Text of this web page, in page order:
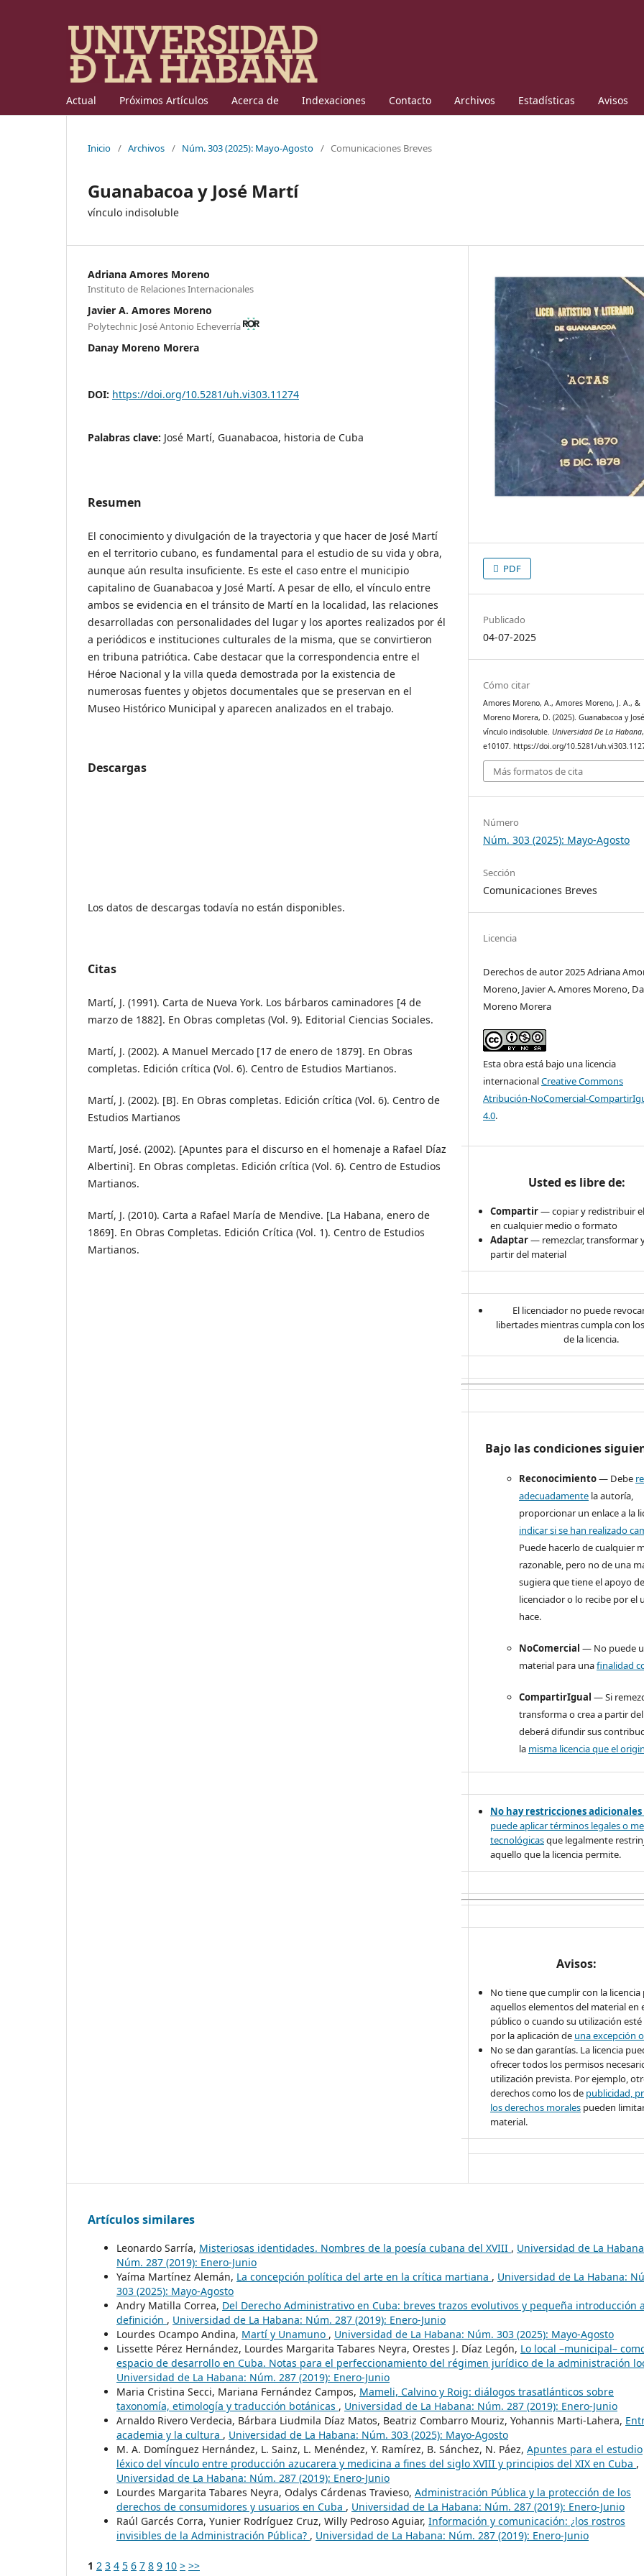
Actual Próximos Artículos Acerca de Indexaciones Contacto Archivos Estadísticas Avisos
Inicio / Archivos / Núm. 303 (2025): Mayo-Agosto / Comunicaciones Breves
Guanabacoa y José Martí
vínculo indisoluble
Adriana Amores Moreno
Instituto de Relaciones Internacionales
Javier A. Amores Moreno
Polytechnic José Antonio Echeverría
Danay Moreno Morera
DOI: https://doi.org/10.5281/uh.vi303.11274
Palabras clave: José Martí, Guanabacoa, historia de Cuba
Resumen
El conocimiento y divulgación de la trayectoria y que hacer de José Martí
en el territorio cubano, es fundamental para el estudio de su vida y obra,
aunque aún resulta insuficiente. Es este el caso entre el municipio
capitalino de Guanabacoa y José Martí. A pesar de ello, el vínculo entre
ambos se evidencia en el tránsito de Martí en la localidad, las relaciones
desarrolladas con personalidades del lugar y los aportes realizados por él
a periódicos e instituciones culturales de la misma, que se convirtieron
en tribuna patriótica. Cabe destacar que la correspondencia entre el
Héroe Nacional y la villa queda demostrada por la existencia de
numerosas fuentes y objetos documentales que se preservan en el
Museo Histórico Municipal y aparecen analizados en el trabajo.
Descargas
Los datos de descargas todavía no están disponibles.
Citas
Martí, J. (1991). Carta de Nueva York. Los bárbaros caminadores [4 de
marzo de 1882]. En Obras completas (Vol. 9). Editorial Ciencias Sociales.
Martí, J. (2002). A Manuel Mercado [17 de enero de 1879]. En Obras
completas. Edición crítica (Vol. 6). Centro de Estudios Martianos.
Martí, J. (2002). [B]. En Obras completas. Edición crítica (Vol. 6). Centro de
Estudios Martianos
Martí, José. (2002). [Apuntes para el discurso en el homenaje a Rafael Díaz
Albertini]. En Obras completas. Edición crítica (Vol. 6). Centro de Estudios
Martianos.
Martí, J. (2010). Carta a Rafael María de Mendive. [La Habana, enero de
1869]. En Obras Completas. Edición Crítica (Vol. 1). Centro de Estudios
Martianos.
PDF
Publicado
04-07-2025
Cómo citar
Amores Moreno, A., Amores Moreno, J. A., &
Moreno Morera, D. (2025). Guanabacoa y
vínculo indisoluble.Universidad De La Habana
e10107. https://doi.org/10.5281/
Más formatos de cita
Número
Núm. 303 (2025): Mayo-Agosto
Sección
Comunicaciones Breves
Licencia
Derechos de autor 2025 Adriana
Moreno, Javier A. Amores Moreno,
Moreno Morera
Esta obra está bajo una licencia
internacionalCreative Commons
Atribución-NoComercial-
4.0.
Usted es libre de:
Compartir— copiar y redistribuir
en cualquier medio o formato
Adaptar— remezclar, transformar
partir del material
El licenciador no puede
libertades mientras cumpla con
de la licencia.
Bajo las condiciones
Reconocimiento— Debe
adecuadamente la autoría,
proporcionar un enlace a la
indicar si se han realizado
Puede hacerlo de cualquier
razonable, pero no de una
sugiera que tiene el apoyo
licenciador o lo recibe por el
hace.
NoComercial — No puede
material para unafinalidad
CompartirIgual — Si
transforma o crea a partir
deberá difundir sus
la misma licencia que el
No hay restricciones adicionales
puede aplicar términos legales o
tecnológicasque legalmente
aquello que la licencia permite.
Avisos:
No tiene que cumplir con la licencia
aquellos elementos del material en
público o cuando su utilización
por la aplicación de una excepción
No se dan garantías. La licencia
ofrecer todos los permisos
utilización prevista. Por ejemplo,
derechos como los de publicidad,
los derechos morales pueden
material.
Artículos similares
Leonardo Sarría, Misteriosas identidades. Nombres de la poesía cubana del XVIII , Universidad de La
Núm. 287 (2019): Enero-Junio
Yaíma Martínez Alemán, La concepción política del arte en la crítica martiana , Universidad de La Habana:
303 (2025): Mayo-Agosto
Andry Matilla Correa, Del Derecho Administrativo en Cuba: breves trazos evolutivos y pequeña introducción
definición , Universidad de La Habana: Núm. 287 (2019): Enero-Junio
Lourdes Ocampo Andina, Martí y Unamuno , Universidad de La Habana: Núm. 303 (2025): Mayo-Agosto
Lissette Pérez Hernández, Lourdes Margarita Tabares Neyra, Orestes J. Díaz Legón, Lo local –municipal–
espacio de desarrollo en Cuba. Notas para el perfeccionamiento del régimen jurídico de la administración
Universidad de La Habana: Núm. 287 (2019): Enero-Junio
Maria Cristina Secci, Mariana Fernández Campos, Mameli, Calvino y Roig: diálogos trasatlánticos sobre
taxonomía, etimología y traducción botánicas , Universidad de La Habana: Núm. 287 (2019): Enero-Junio
Arnaldo Rivero Verdecia, Bárbara Liudmila Díaz Matos, Beatriz Combarro Mouriz, Yohannis Marti-Lahera,
academia y la cultura , Universidad de La Habana: Núm. 303 (2025): Mayo-Agosto
M. A. Domínguez Hernández, L. Sainz, L. Menéndez, Y. Ramírez, B. Sánchez, N. Páez, Apuntes para el estudio
léxico del vínculo entre producción azucarera y medicina a fines del siglo XVIII y principios del XIX en Cuba ,
Universidad de La Habana: Núm. 287 (2019): Enero-Junio
Lourdes Margarita Tabares Neyra, Odalys Cárdenas Travieso, Administración Pública y la protección de los
derechos de consumidores y usuarios en Cuba , Universidad de La Habana: Núm. 287 (2019): Enero-Junio
Raúl Garcés Corra, Yunier Rodríguez Cruz, Willy Pedroso Aguiar, Información y comunicación: ¿los rostros
invisibles de la Administración Pública? , Universidad de La Habana: Núm. 287 (2019): Enero-Junio
1 2 3 4 5 6 7 8 9 10 > >>